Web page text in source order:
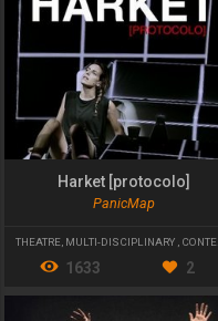
Harket [protocolo]
PanicMap
THEATRE MULTI-DISCIPLINARY CONTEMPORARY THEATRE
1633 2